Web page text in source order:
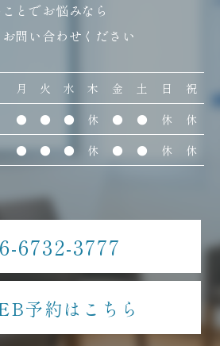
とでお悩みなら
問い合わせください
月 火 水 木 金 土 日
祝
● ● ● 休 ● ● 休
休
● ● ● 休 ● ● 休 休
6732-3777
予約はこちら